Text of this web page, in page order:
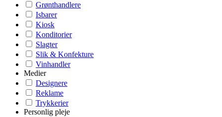
Grønthandlere
Isbarer
Kiosk
Konditorier
Slagter
Slik & Konfekture
Vinhandler
Medier
Designere
Reklame
Trykkerier
Personlig pleje